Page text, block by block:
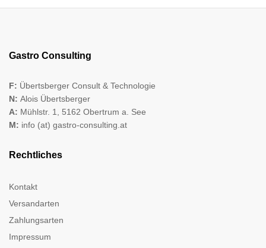
Gastro Consulting
F: Übertsberger Consult & Technologie
N: Alois Übertsberger
A: Mühlstr. 1, 5162 Obertrum a. See
M: info (at) gastro-consulting.at
Rechtliches
Kontakt
Versandarten
Zahlungsarten
Impressum